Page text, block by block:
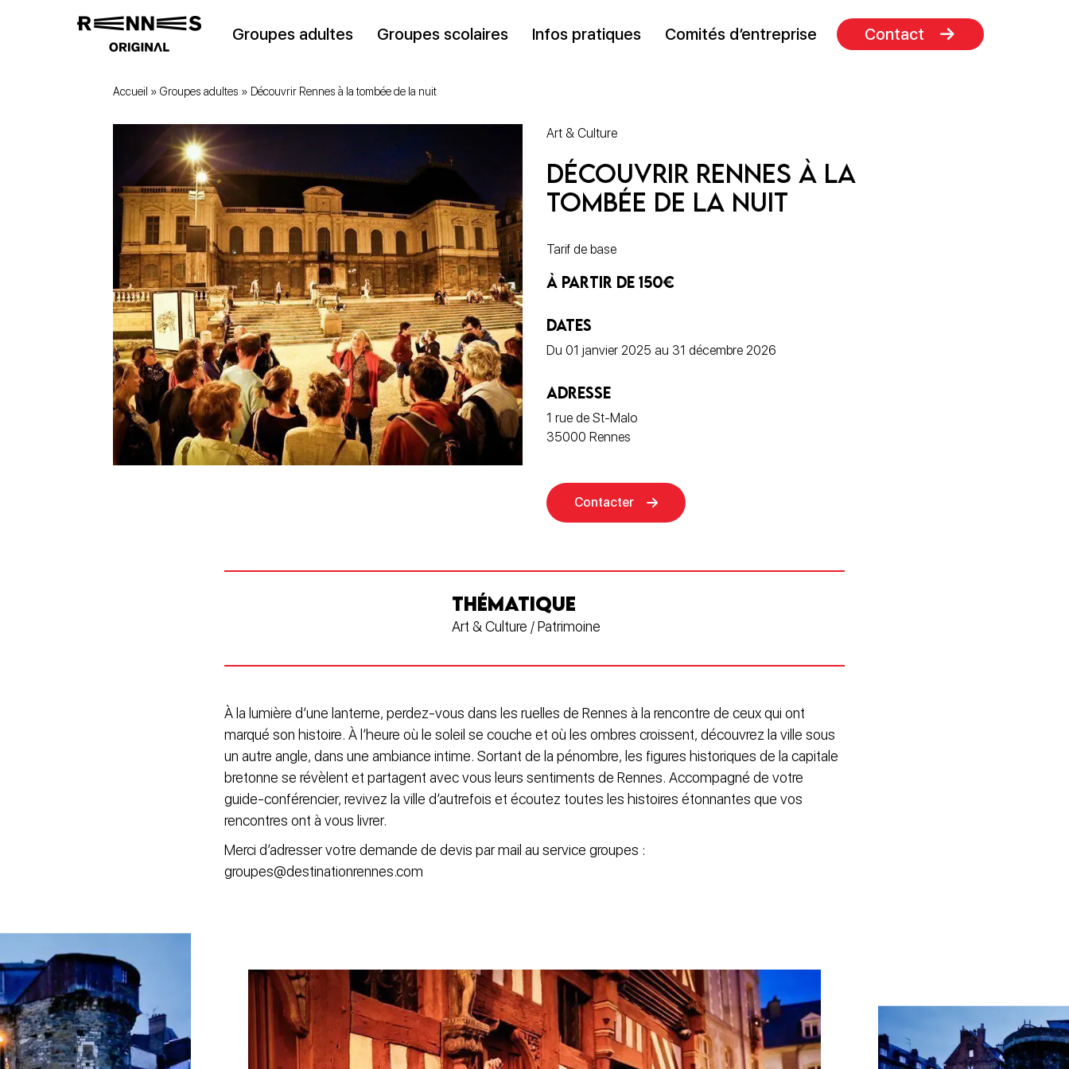
Groupes adultes Groupes scolaires Infos pratiques Comités d’entreprise Contact
Accueil » Groupes adultes » Découvrir Rennes à la tombée de la nuit
Art & Culture
Découvrir Rennes à la
tombée de la nuit
Tarif de base
À PARTIR DE 150€
DATES
Du 01 janvier 2025 au 31 décembre 2026
ADRESSE
1 rue de St-Malo
35000 Rennes
Contacter
THÉMATIQUE
Art & Culture / Patrimoine
À la lumière d’une lanterne, perdez-vous dans les ruelles de Rennes à la rencontre de ceux qui ont
marqué son histoire. À l’heure où le soleil se couche et où les ombres croissent, découvrez la ville sous
un autre angle, dans une ambiance intime. Sortant de la pénombre, les figures historiques de la capitale
bretonne se révèlent et partagent avec vous leurs sentiments de Rennes. Accompagné de votre
guide-conférencier, revivez la ville d’autrefois et écoutez toutes les histoires étonnantes que vos
rencontres ont à vous livrer.
Merci d’adresser votre demande de devis par mail au service groupes :
groupes@destinationrennes.com